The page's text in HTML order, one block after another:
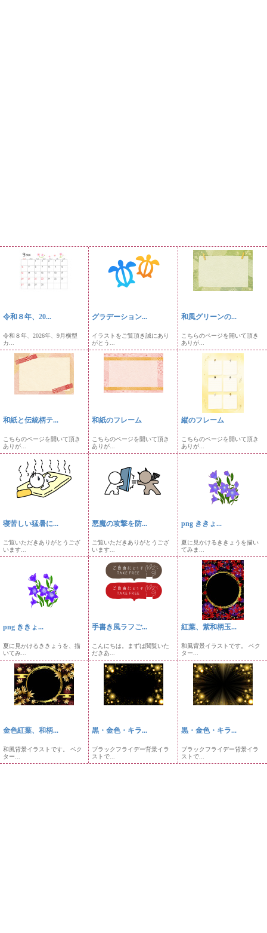
令和８年、20...
令和８年、2026年、9月横型
カ...
グラデーション...
イラストをご覧頂き誠にあり
がとう...
和風グリーンの...
こちらのページを開いて頂き
ありが...
和紙と伝統柄テ...
こちらのページを開いて頂き
ありが...
和紙のフレーム
こちらのページを開いて頂き
ありが...
縦のフレーム
こちらのページを開いて頂き
ありが...
寝苦しい猛暑に...
ご覧いただきありがとうござ
います...
悪魔の攻撃を防...
ご覧いただきありがとうござ
います...
png ききょ...
夏に見かけるききょうを描い
てみま...
png ききょ...
夏に見かけるききょうを、描
いてみ...
手書き風ラフご...
こんにちは。まずは閲覧いた
だきあ...
紅葉、紫和柄玉...
和風背景イラストです。 ベク
ター...
金色紅葉、和柄...
和風背景イラストです。 ベク
ター...
黒・金色・キラ...
ブラックフライデー背景イラ
ストで...
黒・金色・キラ...
ブラックフライデー背景イラ
ストで...